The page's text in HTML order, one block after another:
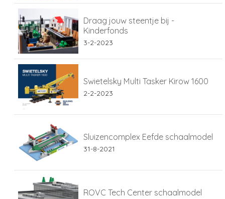
Draag jouw steentje bij -
Kinderfonds
3-2-2023
Swietelsky Multi Tasker Kirow 1600
2-2-2023
Sluizencomplex Eefde schaalmodel
31-8-2021
ROVC Tech Center schaalmodel